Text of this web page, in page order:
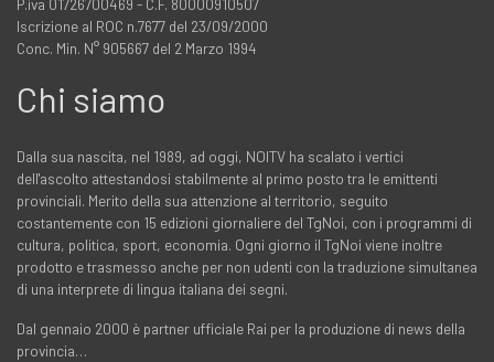
P.iva 01726700469 - C.F. 80000910507
Iscrizione al ROC n.7677 del 23/09/2000
Conc. Min. N° 905667 del 2 Marzo 1994
Chi siamo
Dalla sua nascita, nel 1989, ad oggi, NOITV ha scalato i vertici
dell'ascolto attestandosi stabilmente al primo posto tra le emittenti
provinciali. Merito della sua attenzione al territorio, seguito
costantemente con 15 edizioni giornaliere del TgNoi, con i programmi di
cultura, politica, sport, economia. Ogni giorno il TgNoi viene inoltre
prodotto e trasmesso anche per non udenti con la traduzione simultanea
di una interprete di lingua italiana dei segni.
Dal gennaio 2000 è partner ufficiale Rai per la produzione di news della
provincia…